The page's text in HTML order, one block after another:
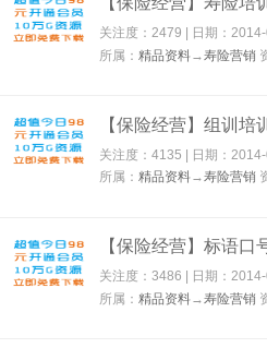
关注度：2479 | 日期：
所属：精品资料→寿险营销
关注度：4135 | 日期：
所属：精品资料→寿险营销
关注度：3486 | 日期：
所属：精品资料→寿险营销